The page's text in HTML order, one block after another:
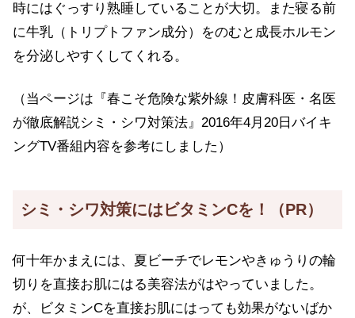
時にはぐっすり熟睡していることが大切。また寝る前
に牛乳（トリプトファン成分）をのむと成長ホルモン
を分泌しやすくしてくれる。
（当ページは『春こそ危険な紫外線！皮膚科医・名医
が徹底解説シミ・シワ対策法』2016年4月20日バイキ
ングTV番組内容を参考にしました）
シミ・シワ対策にはビタミンCを！（PR）
何十年かまえには、夏ビーチでレモンやきゅうりの輪
切りを直接お肌にはる美容法がはやっていました。
が、ビタミンCを直接お肌にはっても効果がないばか